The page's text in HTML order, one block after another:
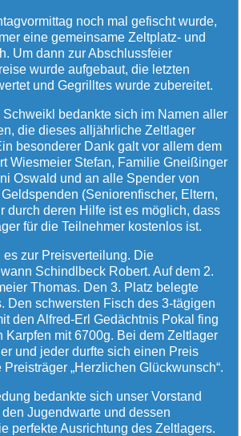
noch mal gefischt wurde,
eine gemeinsame Zeltplatz- und
Um dann zur Abschlussfeier
wurde aufgebaut, die letzten
und Gegrilltes wurde zubereitet.
bedankte sich im Namen aller
die dieses alljährliche Zeltlager
besonderer Dank galt vor allem dem
Wiesmeier Stefan, Familie Gneißinger
Oswald und an alle Spender von
(Seniorenfischer, Eltern,
durch deren Hilfe ist es möglich, dass
für die Teilnehmer kostenlos ist.
zur Preisverteilung. Die
Schindlbeck Robert. Auf dem 2.
Thomas. Den 3. Platz belegte
Den schwersten Fisch des 3-tägigen
den Alfred-Erl Gedächtnis Pokal fing
Karpfen mit 6700g. Bei dem Zeltlager
und jeder durfte sich einen Preis
„Herzlichen Glückwunsch“.
bedankte sich unser Vorstand
Jugendwarte und dessen
perfekte Ausrichtung des Zeltlagers.